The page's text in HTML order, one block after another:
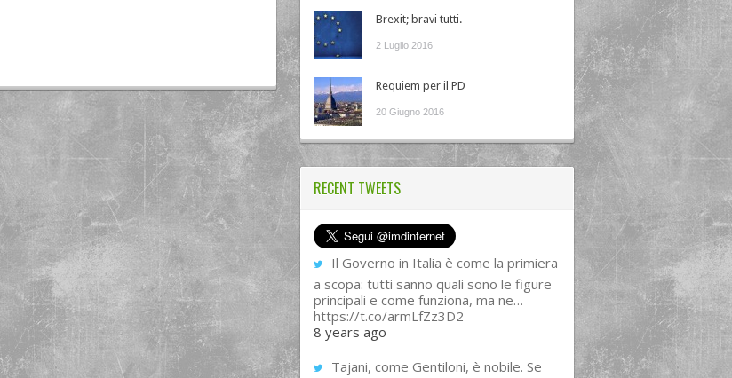
Brexit; bravi tutti.
2 Luglio 2016
Requiem per il PD
20 Giugno 2016
RECENT TWEETS
Il Governo in Italia è come la primiera
a scopa: tutti sanno quali sono le figure
principali e come funziona, ma ne…
https://t.co/armLfZz3D2
8 years ago
Tajani, come Gentiloni, è nobile. Se